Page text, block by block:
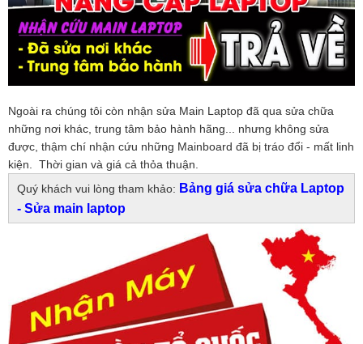
Ngoài ra chúng tôi còn nhận sửa Main Laptop đã qua sửa chữa
những nơi khác, trung tâm bảo hành hãng... nhưng không sửa
được, thậm chí nhận cứu những Mainboard đã bị tráo đổi - mất linh
kiện. Thời gian và giá cả thỏa thuận.
Quý khách vui lòng tham khảo: Bảng giá sửa chữa Laptop
- Sửa main laptop